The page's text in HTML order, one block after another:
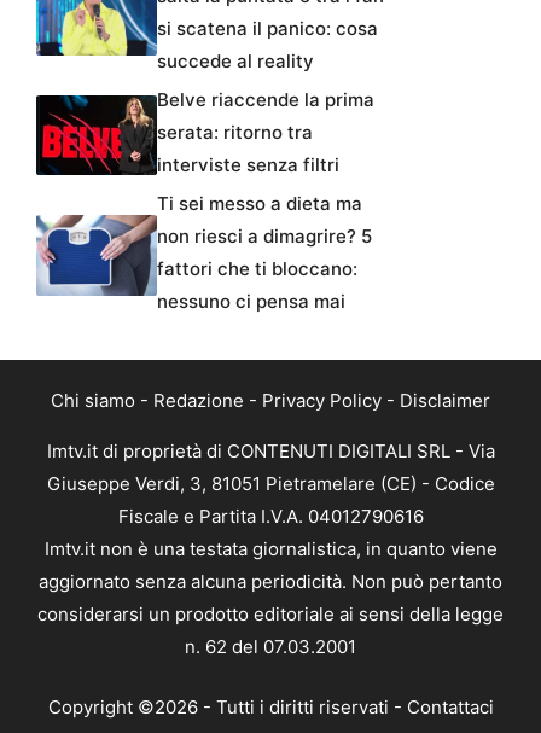
si scatena il panico: cosa
succede al reality
Belve riaccende la prima
serata: ritorno tra
interviste senza filtri
Ti sei messo a dieta ma
non riesci a dimagrire? 5
fattori che ti bloccano:
nessuno ci pensa mai
Chi siamo - Redazione - Privacy Policy - Disclaimer
Imtv.it di proprietà di CONTENUTI DIGITALI SRL - Via
Giuseppe Verdi, 3, 81051 Pietramelare (CE) - Codice
Fiscale e Partita I.V.A. 04012790616
Imtv.it non è una testata giornalistica, in quanto viene
aggiornato senza alcuna periodicità. Non può pertanto
considerarsi un prodotto editoriale ai sensi della legge
n. 62 del 07.03.2001
Copyright ©2026 - Tutti i diritti riservati - Contattaci